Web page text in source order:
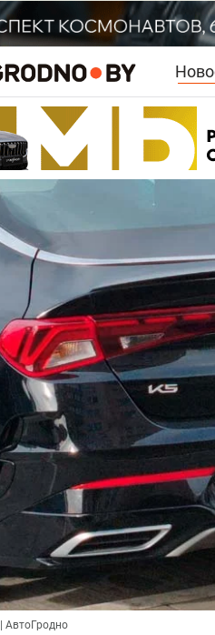
| АвтоГродно